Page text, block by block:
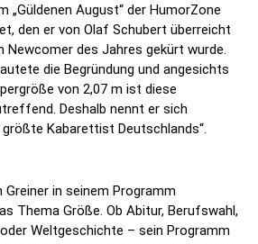
„Güldenen August“ der HumorZone
den er von Olaf Schubert überreicht
Newcomer des Jahres gekürt wurde.
die Begründung und angesichts
von 2,07 m ist diese
Deshalb nennt er sich
Kabarettist Deutschlands“.
in seinem Programm
Thema Größe. Ob Abitur, Berufswahl,
Weltgeschichte – sein Programm